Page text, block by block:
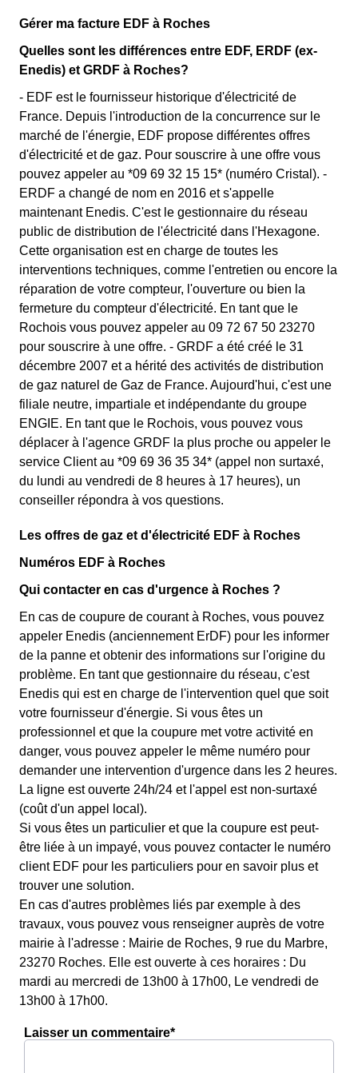
Gérer ma facture EDF à Roches
Quelles sont les différences entre EDF, ERDF (ex-
Enedis) et GRDF à Roches?
- EDF est le fournisseur historique d'électricité de
France. Depuis l'introduction de la concurrence sur le
marché de l'énergie, EDF propose différentes offres
d'électricité et de gaz. Pour souscrire à une offre vous
pouvez appeler au *09 69 32 15 15* (numéro Cristal). -
ERDF a changé de nom en 2016 et s'appelle
maintenant Enedis. C'est le gestionnaire du réseau
public de distribution de l'électricité dans l'Hexagone.
Cette organisation est en charge de toutes les
interventions techniques, comme l'entretien ou encore la
réparation de votre compteur, l'ouverture ou bien la
fermeture du compteur d'électricité. En tant que le
Rochois vous pouvez appeler au 09 72 67 50 23270
pour souscrire à une offre. - GRDF a été créé le 31
décembre 2007 et a hérité des activités de distribution
de gaz naturel de Gaz de France. Aujourd'hui, c'est une
filiale neutre, impartiale et indépendante du groupe
ENGIE. En tant que le Rochois, vous pouvez vous
déplacer à l'agence GRDF la plus proche ou appeler le
service Client au *09 69 36 35 34* (appel non surtaxé,
du lundi au vendredi de 8 heures à 17 heures), un
conseiller répondra à vos questions.
Les offres de gaz et d'électricité EDF à Roches
Numéros EDF à Roches
Qui contacter en cas d'urgence à Roches ?
En cas de coupure de courant à Roches, vous pouvez
appeler Enedis (anciennement ErDF) pour les informer
de la panne et obtenir des informations sur l'origine du
problème. En tant que gestionnaire du réseau, c'est
Enedis qui est en charge de l'intervention quel que soit
votre fournisseur d'énergie. Si vous êtes un
professionnel et que la coupure met votre activité en
danger, vous pouvez appeler le même numéro pour
demander une intervention d'urgence dans les 2 heures.
La ligne est ouverte 24h/24 et l'appel est non-surtaxé
(coût d'un appel local).
Si vous êtes un particulier et que la coupure est peut-
être liée à un impayé, vous pouvez contacter le numéro
client EDF pour les particuliers pour en savoir plus et
trouver une solution.
En cas d'autres problèmes liés par exemple à des
travaux, vous pouvez vous renseigner auprès de votre
mairie à l'adresse : Mairie de Roches, 9 rue du Marbre,
23270 Roches. Elle est ouverte à ces horaires : Du
mardi au mercredi de 13h00 à 17h00, Le vendredi de
13h00 à 17h00.
Laisser un commentaire*